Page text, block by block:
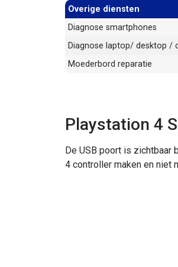
Overige diensten
Diagnose smartphones
Diagnose laptop/ desktop /
Moederbord reparatie
Playstation 4
De USB poort is zichtbaar
4 controller maken en niet